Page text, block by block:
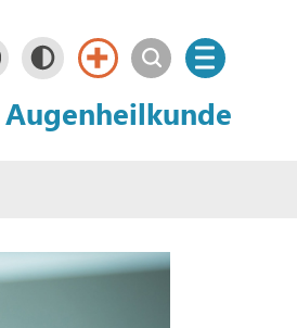
Augenheilkunde